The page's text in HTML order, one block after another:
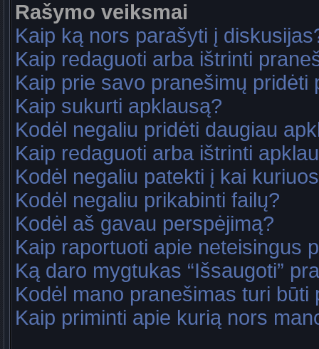
Rašymo veiksmai
Kaip ką nors parašyti į
Kaip redaguoti arba ištrinti
Kaip prie savo pranešimų pridėti
Kaip sukurti apklausą?
Kodėl negaliu pridėti daugiau
Kaip redaguoti arba ištrinti
Kodėl negaliu patekti į kai
Kodėl negaliu prikabinti failų?
Kodėl aš gavau perspėjimą?
Kaip raportuoti apie neteisingus
Ką daro mygtukas “Išsaugoti”
Kodėl mano pranešimas turi būti
Kaip priminti apie kurią nors